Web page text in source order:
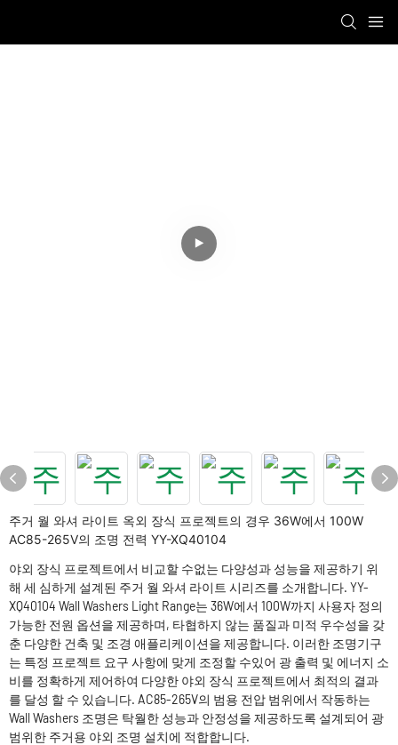
주거 월 와셔 라이트 옥외 장식 프로젝트의 경우 36W에서 100W
AC85-265V의 조명 전력 YY-XQ40104
야외 장식 프로젝트에서 비교할 수없는 다양성과 성능을 제공하기 위
해 세 심하게 설계된 주거 월 와셔 라이트 시리즈를 소개합니다. YY-
XQ40104 Wall Washers Light Range는 36W에서 100W까지 사용자 정의
가능한 전원 옵션을 제공하며, 타협하지 않는 품질과 미적 우수성을 갖
춘 다양한 건축 및 조경 애플리케이션을 제공합니다. 이러한 조명기구
는 특정 프로젝트 요구 사항에 맞게 조정할 수있어 광 출력 및 에너지 소
비를 정확하게 제어하여 다양한 야외 장식 프로젝트에서 최적의 결과
를 달성 할 수 있습니다. AC85-265V의 범용 전압 범위에서 작동하는
Wall Washers 조명은 탁월한 성능과 안정성을 제공하도록 설계되어 광
범위한 주거용 야외 조명 설치에 적합합니다.